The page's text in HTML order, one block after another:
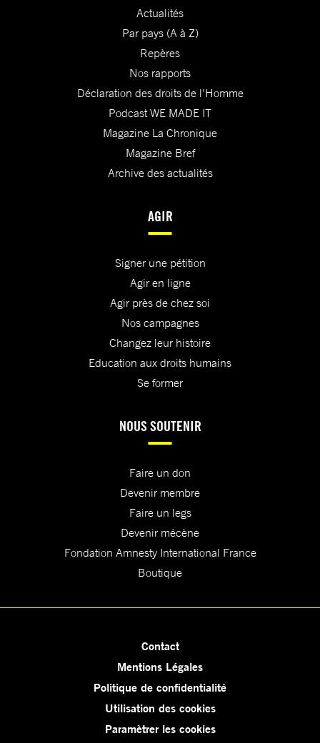
Actualités
Par pays (A à Z)
Repères
Nos rapports
Déclaration des droits de l'Homme
Podcast WE MADE IT
Magazine La Chronique
Magazine Bref
Archive des actualités
AGIR
Signer une pétition
Agir en ligne
Agir près de chez soi
Nos campagnes
Changez leur histoire
Education aux droits humains
Se former
NOUS SOUTENIR
Faire un don
Devenir membre
Faire un legs
Devenir mécène
Fondation Amnesty International France
Boutique
Contact
Mentions Légales
Politique de confidentialité
Utilisation des cookies
Paramètrer les cookies